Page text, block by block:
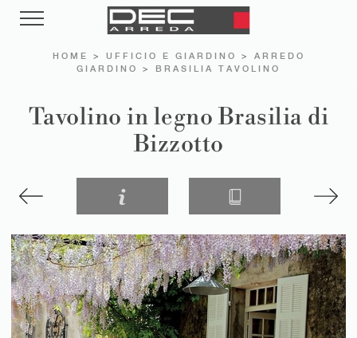
HOME > UFFICIO E GIARDINO > ARREDO
GIARDINO
> BRASILIA TAVOLINO
Tavolino in legno Brasilia di
Bizzotto